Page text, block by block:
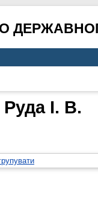
Руда І. В.